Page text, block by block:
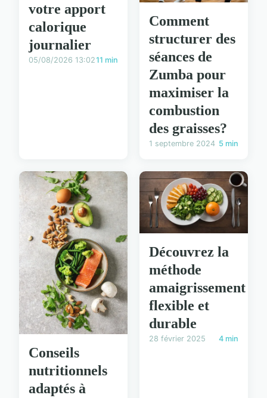
votre apport
calorique
journalier
05/08/2026 13:0211 min
Comment
structurer des
séances de
Zumba pour
maximiser la
combustion
des graisses?
1 septembre 2024 5 min
Conseils
nutritionnels
adaptés à
Découvrez la
méthode
amaigrissement
flexible et
durable
28 février 2025 4 min